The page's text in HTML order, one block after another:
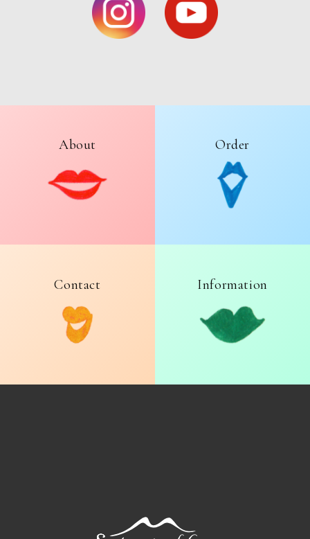
About Order
Contact Information